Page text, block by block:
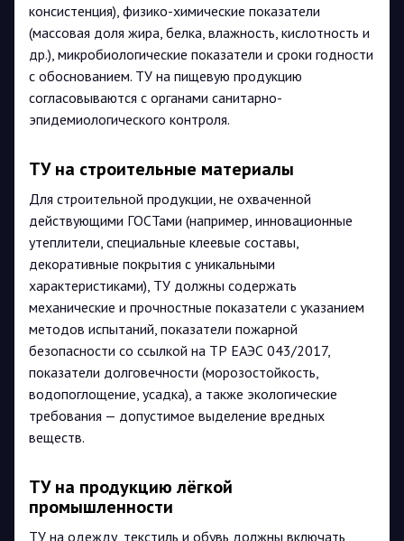
консистенция), физико-химические показатели
(массовая доля жира, белка, влажность, кислотность и
др.), микробиологические показатели и сроки годности
с обоснованием. ТУ на пищевую продукцию
согласовываются с органами санитарно-
эпидемиологического контроля.
ТУ на строительные материалы
Для строительной продукции, не охваченной
действующими ГОСТами (например, инновационные
утеплители, специальные клеевые составы,
декоративные покрытия с уникальными
характеристиками), ТУ должны содержать
механические и прочностные показатели с указанием
методов испытаний, показатели пожарной
безопасности со ссылкой на ТР ЕАЭС 043/2017,
показатели долговечности (морозостойкость,
водопоглощение, усадка), а также экологические
требования — допустимое выделение вредных
веществ.
ТУ на продукцию лёгкой
промышленности
ТУ на одежду, текстиль и обувь должны включать